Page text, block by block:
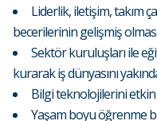
Liderlik, iletişim, takım
becerilerinin gelişmiş
Sektör kuruluşları ile
kurarak iş dünyasını
Bilgi teknolojilerini
Yaşam boyu öğrenme